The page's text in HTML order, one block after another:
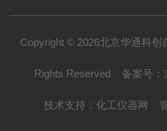
Copyright © 2026北京华通科创
Rights Reserved 备案号：
技术支持： 化工仪器网